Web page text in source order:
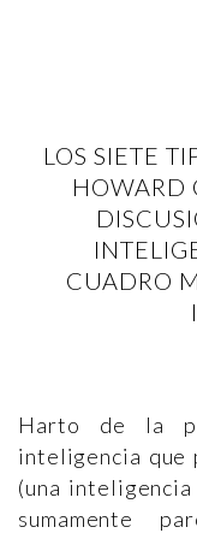
LOS SIETE
HOWARD
CUADRO
Harto de la
inteligencia que
(una
sumamente